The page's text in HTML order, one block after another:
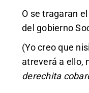
O se tragaran
del gobierno
(Yo creo que
atreverá a ello,
derechita